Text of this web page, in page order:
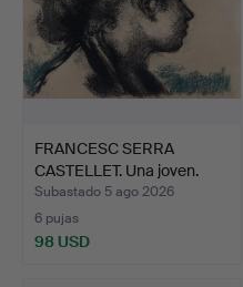
FRANCESC SERRA
CASTELLET. Una joven.
Subastado 5 ago 2026
6 pujas
98 USD